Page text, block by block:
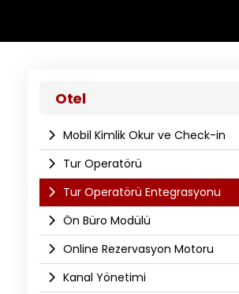
Otel
Mobil Kimlik Okur ve Check-in
Tur Operatörü
Tur Operatörü Entegrasyonu
Ön Büro Modülü
Online Rezervasyon Motoru
Kanal Yönetimi